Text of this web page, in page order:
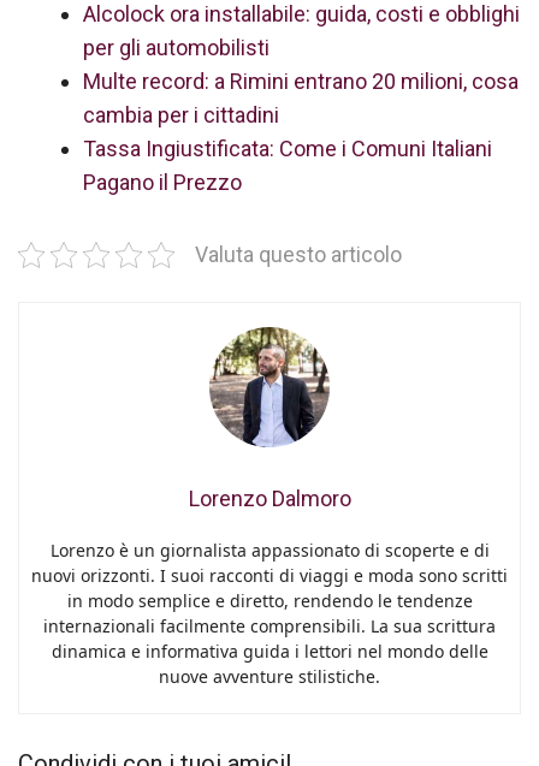
Alcolock ora installabile: guida, costi e obblighi
per gli automobilisti
Multe record: a Rimini entrano 20 milioni, cosa
cambia per i cittadini
Tassa Ingiustificata: Come i Comuni Italiani
Pagano il Prezzo
Valuta questo articolo
Lorenzo Dalmoro
Lorenzo è un giornalista appassionato di scoperte e di
nuovi orizzonti. I suoi racconti di viaggi e moda sono scritti
in modo semplice e diretto, rendendo le tendenze
internazionali facilmente comprensibili. La sua scrittura
dinamica e informativa guida i lettori nel mondo delle
nuove avventure stilistiche.